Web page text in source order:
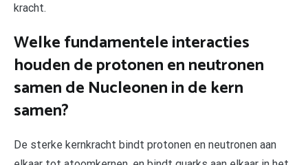
kracht.
Welke fundamentele interacties
houden de protonen en neutronen
samen de Nucleonen in de kern
samen?
De sterke kernkracht bindt protonen en neutronen aan